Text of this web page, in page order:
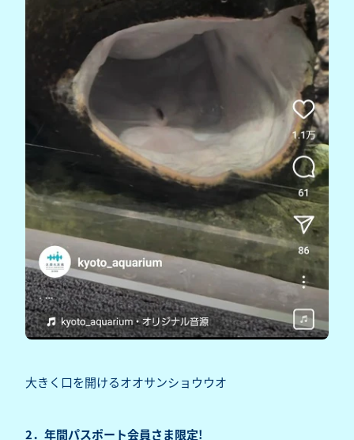
大きく口を開けるオオサンショウウオ
2．年間パスポート会員さま限定!